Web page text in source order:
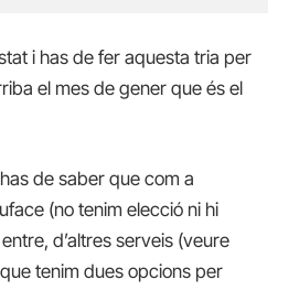
i has de fer aquesta tria per
el mes de gener que és el
de saber que com a
(no tenim elecció ni hi
d’altres serveis (veure
tenim dues opcions per